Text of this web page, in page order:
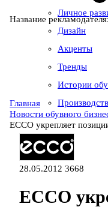
Личное
Дизайн
Акценты
Тренды
Истории
Название
Главная
Новости обувного
ECCO укрепляет
28.05.2012 3668
ECCO